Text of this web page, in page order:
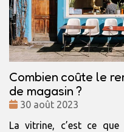
Combien coûte le
de magasin ?
Date
30 août 2023
La vitrine, c’est ce